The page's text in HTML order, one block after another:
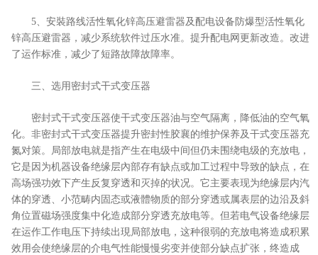
5、安裝路线活性氧化锌高压避雷器及配电设备防爆型活性氧化
锌高压避雷器，减少系统软件过压水准。提升配电网更新改造。改进
了运作标准，减少了短路故障故障率。
三、选用密封式干式变压器
密封式干式变压器使干式变压器油与空气隔离，降低油的空气氧
化。非密封式干式变压器提升密封性胶襄的维护保养及干式变压器充
氮对策。局部放电就是指产生在电级中间但仍未围绕电级的充放电，
它是因为机器设备绝缘层內部存有缺点或加工过程中导致的缺点，在
高场强功效下产生反复穿透和灭掉的状况。它主要表现为绝缘层内汽
体的穿透、小范畴内固态或液體物质的部分穿透或属表层的边沿及斜
角位置磁场强度集中化造成部分穿透充放电等。但若电气设备绝缘层
在运作工作电压下持续出現局部放电，这种很弱的充放电将造成积累
效用会使绝缘层的介电气性能慢慢劣变并使部分缺点扩张，终造成